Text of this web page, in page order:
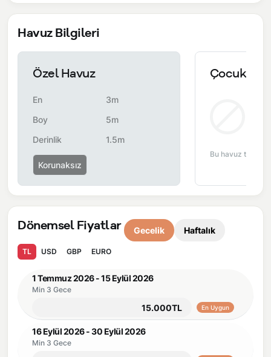
dönemsel olarak altyapı çalışmaları yapılabilmektedir. Bu
yaşanabilmektedir.
Havuz Bilgileri
Özel Havuz
En
3m
Boy
5m
Derinlik
1.5m
Korunaksız
Çocuk
Bu havuz tipi bu
Dönemsel Fiyatlar Gecelik Haftalık
TL USD GBP EURO
1 Temmuz 2026 - 15 Eylül 2026
Min 3 Gece
15.000TL En Uygun
16 Eylül 2026 - 30 Eylül 2026
Min 3 Gece